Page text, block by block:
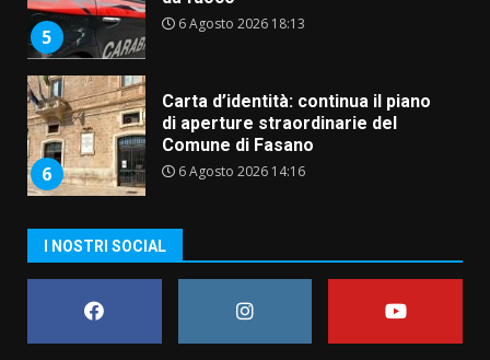
6
Comune di Fasano
6 Agosto 2026 14:16
7
Grazia Neglia, coordinatrice
pronta a tornare in Consiglio
comunale
6 Agosto 2026 08:00
I NOSTRI SOCIAL